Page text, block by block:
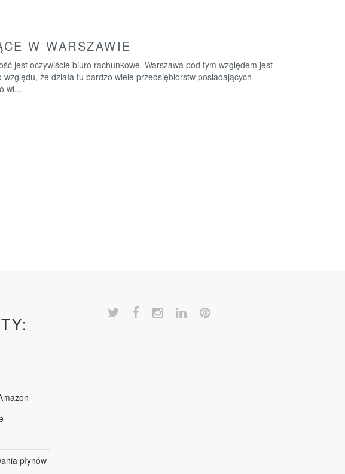
W WARSZAWIE
jest oczywiście biuro rachunkowe. Warszawa pod tym względem jest
że działa tu bardzo wiele przedsiębiorstw posiadających
wi...
płynów